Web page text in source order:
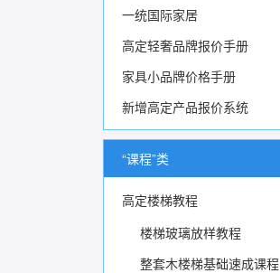
一统国际家居
高定轻奢品牌报价手册
家具小品牌价格手册
新增高定产品报价系统
“课程”类
高定楼梯教程
楼梯玻璃放样教程
整套木楼梯基础速成课程